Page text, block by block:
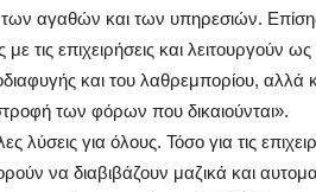
των αγαθών και των υπηρεσιών.
τις επιχειρήσεις και λειτουργούν
και του λαθρεμπορίου, αλλά
των φόρων που δικαιούνται».
για όλους. Τόσο για τις
να διαβιβάζουν μαζικά και